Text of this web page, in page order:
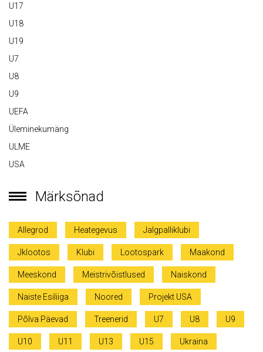
U17
U18
U19
U7
U8
U9
UEFA
Üleminekumäng
ULME
USA
Märksõnad
Allegrod Heategevus Jalgpalliklubi
Jklootos Klubi Lootospark Maakond
Meeskond Meistrivõistlused Naiskond
Naiste Esiliiga Noored Projekt USA
Põlva Päevad Treenerid U7 U8 U9
U10 U11 U13 U15 Ukraina